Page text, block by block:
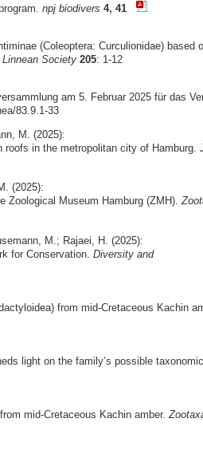
npj biodivers 4, 41
(Coleoptera: Curculionidae) based
Society 205: 1-12
am 5. Februar 2025 für das
83.9.1-33
M. (2025):
in the metropolitan city of Hamburg.
(2025):
Zoological Museum Hamburg (ZMH).
M.; Rajaei, H. (2025):
for Conservation. Diversity and
from mid-Cretaceous Kachin
light on the family’s possible taxonomic
mid-Cretaceous Kachin amber.